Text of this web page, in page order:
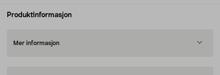
Produktinformasjon
Mer informasjon